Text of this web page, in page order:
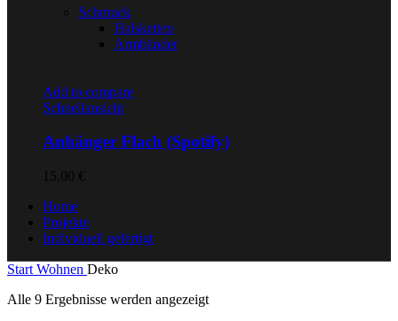
Schmuck
Halsketten
Armbänder
Add to compare
Schnellansicht
Anhänger Flach (Spotify)
15,00 €
Home
Projekte
Individuell gefertigt
Start Wohnen Deko
Alle 9 Ergebnisse werden angezeigt